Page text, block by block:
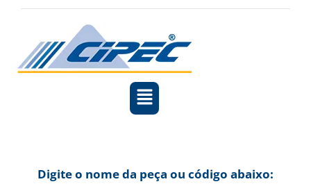
Digite o nome da peça ou código abaixo: